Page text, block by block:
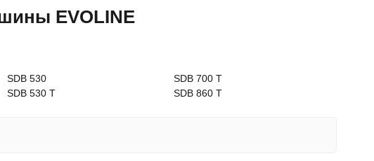
EVOLINE
SDB 530
SDB 530 T
SDB 700 T
SDB 860 T